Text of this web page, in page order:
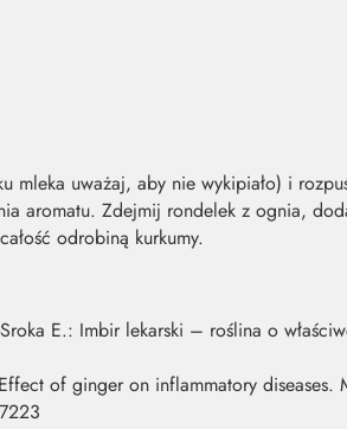
uważaj, aby nie wykipiało) i
aromatu. Zdejmij rondelek z ognia,
odrobiną kurkumy.
E.: Imbir lekarski – roślina o
of ginger on inflammatory diseases.